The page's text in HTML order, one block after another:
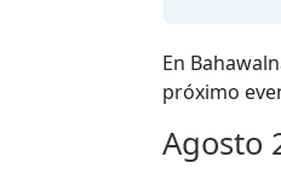
En
próximo
Agosto